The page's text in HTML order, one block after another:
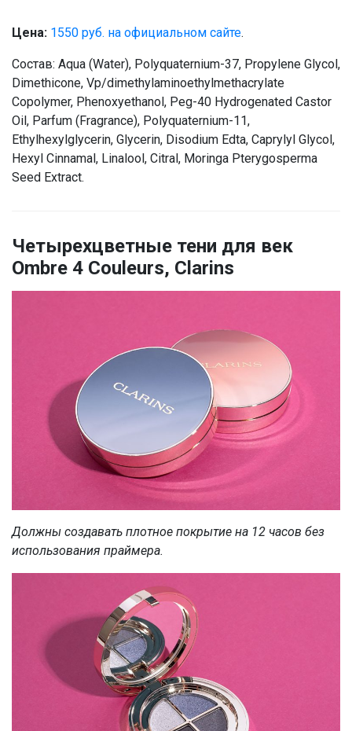
Цена: 1550 руб. на официальном сайте.
Состав: Aqua (Water), Polyquaternium-37, Propylene Glycol,
Dimethicone, Vp/dimethylaminoethylmethacrylate
Copolymer, Phenoxyethanol, Peg-40 Hydrogenated Castor
Oil, Parfum (Fragrance), Polyquaternium-11,
Ethylhexylglycerin, Glycerin, Disodium Edta, Caprylyl Glycol,
Hexyl Cinnamal, Linalool, Citral, Moringa Pterygosperma
Seed Extract.
Четырехцветные тени для век
Ombre 4 Couleurs, Clarins
Должны создавать плотное покрытие на 12 часов без
использования праймера.